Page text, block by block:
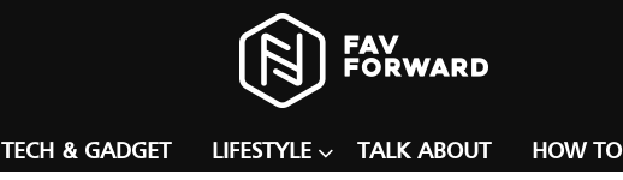
TECH & GADGET LIFESTYLE TALK ABOUT HOW TO